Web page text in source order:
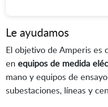
Le ayudamos
El objetivo de Amperis es
en equipos de medida
mano y equipos de
subestaciones, líneas y